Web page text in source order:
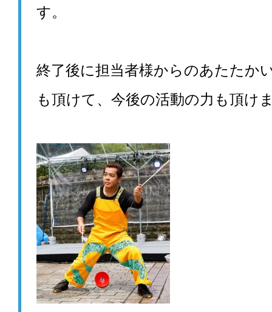
す。
終了後に担当者様からのあたたか
も頂けて、今後の活動の力も頂け